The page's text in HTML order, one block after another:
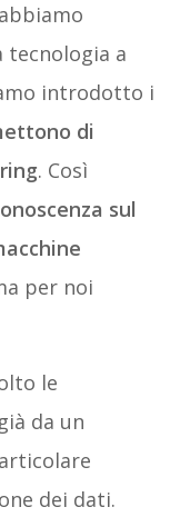
tecnologia a
introdotto i
di
. Così
sul
per noi
le
da un
dei dati.